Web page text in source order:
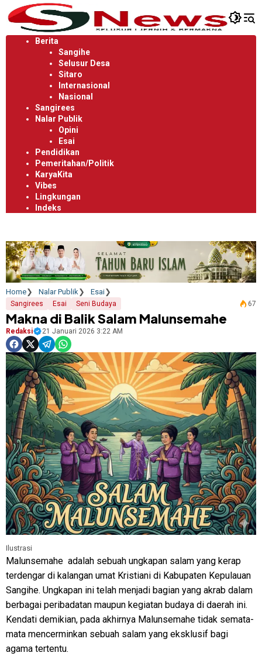
Langsung
ke
konten
Berita
Sangihe
Selusur Desa
Sitaro
Internasional
Nasional
Sangirees
Nalar Publik
Opini
Esai
Pendidikan
Pemeritahan/Politik
KaryaKita
Vibes
Lingkungan
Indeks
Home Nalar Publik Esai
Sangirees Esai Seni Budaya 67
Makna di Balik Salam Malunsemahe
Redaksi 21 Januari 2026 3:22 AM
Ilustrasi
Malunsemahe adalah sebuah ungkapan salam yang kerap
terdengar di kalangan umat Kristiani di Kabupaten Kepulauan
Sangihe. Ungkapan ini telah menjadi bagian yang akrab dalam
berbagai peribadatan maupun kegiatan budaya di daerah ini.
Kendati demikian, pada akhirnya Malunsemahe tidak semata-
mata mencerminkan sebuah salam yang eksklusif bagi
agama tertentu.